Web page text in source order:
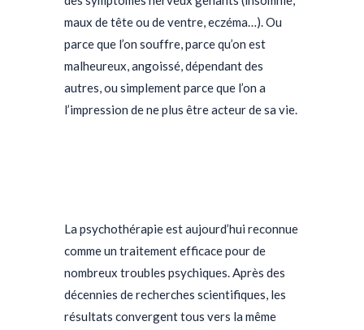
maux de tête ou de ventre, eczéma…). Ou
parce que l’on souffre, parce qu’on est
malheureux, angoissé, dépendant des
autres, ou simplement parce que l’on a
l’impression de ne plus être acteur de sa vie.
La psychothérapie est aujourd’hui reconnue
comme un traitement efficace pour de
nombreux troubles psychiques. Après des
décennies de recherches scientifiques, les
résultats convergent tous vers la même